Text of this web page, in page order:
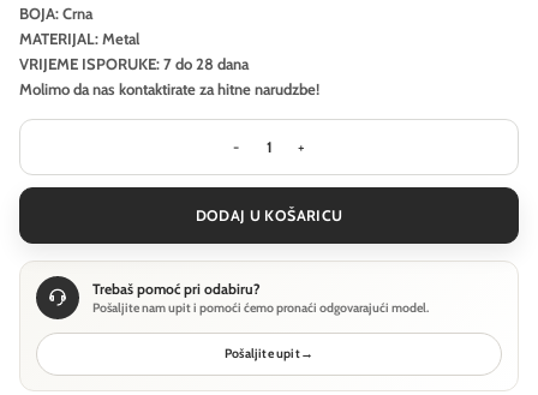
BOJA: Crna
MATERIJAL: Metal
VRIJEME ISPORUKE: 7 do 28 dana
Molimo da nas kontaktirate za hitne narudzbe!
Viseća svjetiljka Maytoni Memory -
DODAJ U KOŠARICU
Trebaš pomoć pri odabiru?
Pošaljite nam upit i pomoći ćemo pronaći odgovarajući model.
Pošaljite upit→